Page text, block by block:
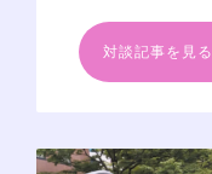
対談記事を見る